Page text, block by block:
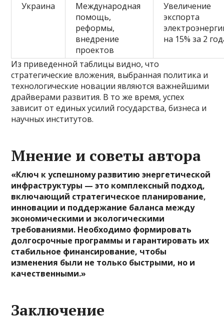
Украина
Международная
помощь,
реформы,
внедрение
проектов
Увеличение
экспорта
на 15% за 2
Из приведенной таблицы видно, что
стратегические вложения, выбранная политика и
технологические новации являются важнейшими
драйверами развития. В то же время, успех
зависит от единых усилий государства, бизнеса и
научных институтов.
Мнение и советы автора
«Ключ к успешному развитию энергетической
инфраструктуры — это комплексный подход,
включающий стратегическое планирование,
инновации и поддержание баланса между
экономическими и экологическими
требованиями. Необходимо формировать
долгосрочные программы и гарантировать их
стабильное финансирование, чтобы
изменения были не только быстрыми, но и
качественными.»
Заключение